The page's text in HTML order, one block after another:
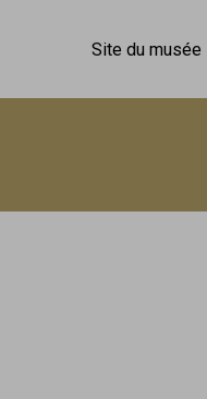
Site du musée
les informations d'aide à la